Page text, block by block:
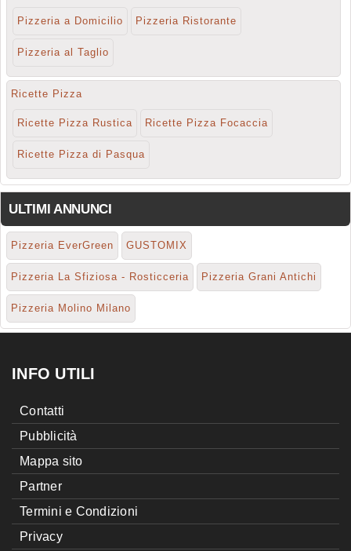
Pizzeria a Domicilio Pizzeria Ristorante
Pizzeria al Taglio
Ricette Pizza
Ricette Pizza Rustica Ricette Pizza Focaccia
Ricette Pizza di Pasqua
ULTIMI ANNUNCI
Pizzeria EverGreen GUSTOMIX
Pizzeria La Sfiziosa - Rosticceria Pizzeria Grani Antichi
Pizzeria Molino Milano
INFO UTILI
Contatti
Pubblicità
Mappa sito
Partner
Termini e Condizioni
Privacy